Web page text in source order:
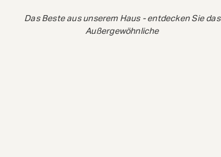
Das Beste aus unserem Haus - entdecken Sie das
Außergewöhnliche